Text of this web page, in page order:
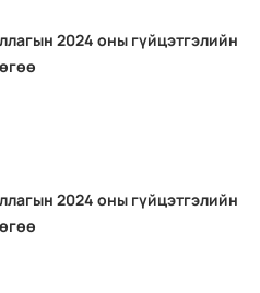
2024 оны гүйцэтгэлийн
2024 оны гүйцэтгэлийн